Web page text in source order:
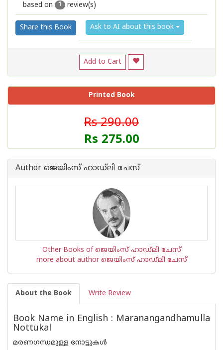
2
1
based on
1 review(s)
Share this Book Ask to AI about this book
Add to Cart
Printed Book
Rs 290.00
Rs 275.00
Author ജെയിംസ് ഹാഡ്‌ലി ചേസ്
Other Books of ജെയിംസ് ഹാഡ്‌ലി ചേസ്
more about author ജെയിംസ് ഹാഡ്‌ലി ചേസ്
About the Book Write Review
Book Name in English : Maranangandhamulla
Nottukal
മരണഗന്ധമുള്ള നോട്ടുകള്‍